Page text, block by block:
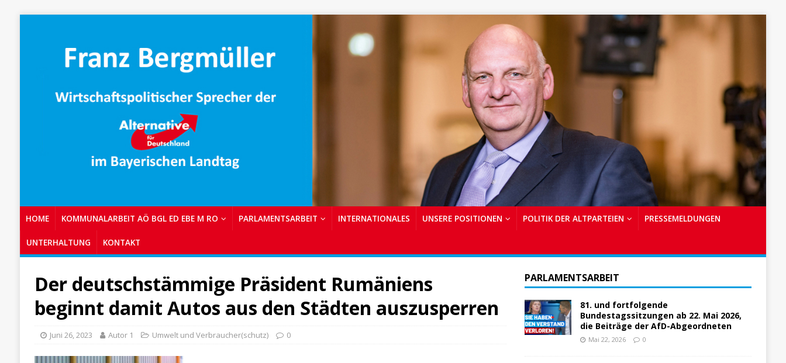
HOME KOMMUNALARBEIT AÖ BGL ED EBE M RO PARLAMENTSARBEIT INTERNATIONALES UNSERE POSITIONEN POLITIK DER ALTPARTEIEN PRESSEMELDUNGEN
UNTERHALTUNG KONTAKT
Der deutschstämmige Präsident Rumäniens
beginnt damit Autos aus den Städten auszusperren
Juni 26, 2023 Autor 1 Umwelt und Verbraucher(schutz) 0
PARLAMENTSARBEIT
81. und fortfolgende
Bundestagssitzungen ab 22. Mai 2026,
die Beiträge der AfD-Abgeordneten
Mai 22, 2026 0